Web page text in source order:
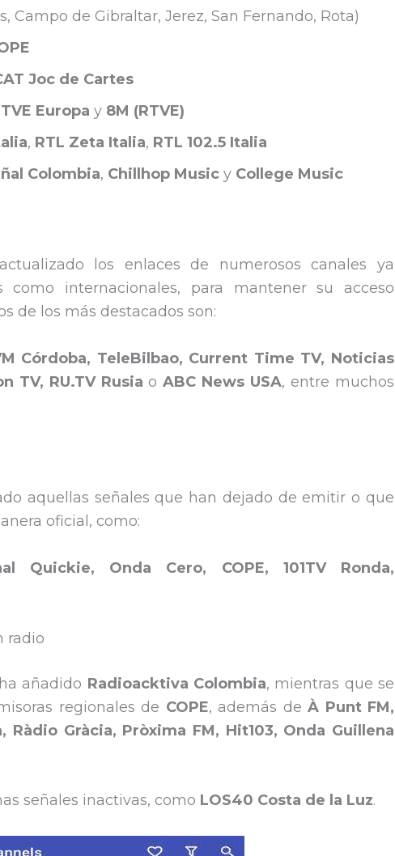
Campo de Gibraltar, Jerez, San Fernando, Rota)
Joc de Cartes
Europa y 8M (RTVE)
, RTL Zeta Italia, RTL 102.5 Italia
Colombia, Chillhop Music y College Music
los enlaces de numerosos canales ya
como internacionales, para mantener su acceso
de los más destacados son:
Córdoba, TeleBilbao, Current Time TV, Noticias
TV, RU.TV Rusia oABC News USA, entre muchos
aquellas señales que han dejado de emitir o que
oficial, como:
Quickie, Onda Cero, COPE, 101TV Ronda,
radio
añadido Radioacktiva Colombia, mientras que se
regionales de COPE, además deÀ Punt FM,
Ràdio Gràcia, Pròxima FM, Hit103, Onda Guillena
señales inactivas, como LOS40 Costa de la Luz.